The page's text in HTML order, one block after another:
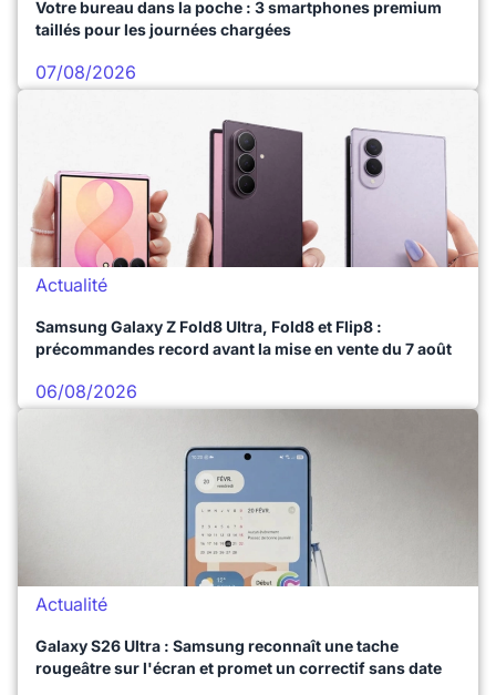
Votre bureau dans la poche : 3 smartphones premium
taillés pour les journées chargées
07/08/2026
Actualité
Samsung Galaxy Z Fold8 Ultra, Fold8 et Flip8 :
précommandes record avant la mise en vente du 7 août
06/08/2026
Actualité
Galaxy S26 Ultra : Samsung reconnaît une tache
rougeâtre sur l'écran et promet un correctif sans date